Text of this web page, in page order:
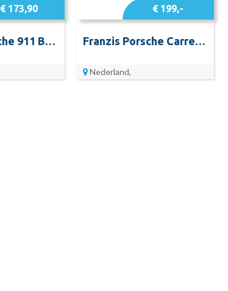
€ 173,90
Franzis Porsche 911 Boxer Engine Kit modelbouw
€ 199,-
Franzis Porsche Carrera racing motor modelbouw
Nederland,